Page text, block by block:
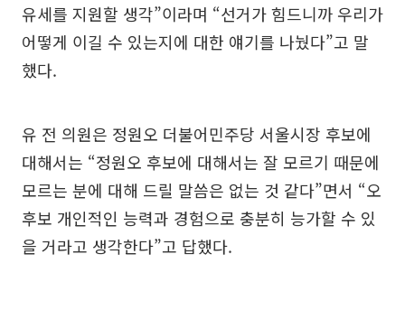
유세를 지원할 생각”이라며 “선거가 힘드니까 우리가
어떻게 이길 수 있는지에 대한 얘기를 나눴다”고 말
했다.
유 전 의원은 정원오 더불어민주당 서울시장 후보에
대해서는 “정원오 후보에 대해서는 잘 모르기 때문에
모르는 분에 대해 드릴 말씀은 없는 것 같다”면서 “오
후보 개인적인 능력과 경험으로 충분히 능가할 수 있
을 거라고 생각한다”고 답했다.